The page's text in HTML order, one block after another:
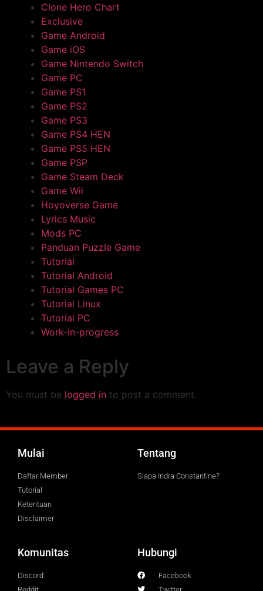
Clone Hero Chart
Exclusive
Game Android
Game iOS
Game Nintendo Switch
Game PC
Game PS1
Game PS2
Game PS3
Game PS4 HEN
Game PS5 HEN
Game PSP
Game Steam Deck
Game Wii
Hoyoverse Game
Lyrics Music
Mods PC
Panduan Puzzle Game
Tutorial
Tutorial Android
Tutorial Games PC
Tutorial Linux
Tutorial PC
Work-in-progress
Leave a Reply
You must be logged in to post a comment.
Mulai
Daftar Member
Tutorial
Ketentuan
Disclaimer
Tentang
Siapa Indra Constantine?
Komunitas
Discord
Hubungi
Facebook